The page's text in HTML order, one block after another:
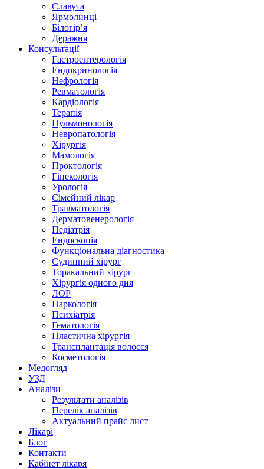
Славута
Ярмолинці
Білогір’я
Деражня
Консультації
Гастроентерологія
Ендокринологія
Нефрологія
Ревматологія
Кардіологія
Терапія
Пульмонологія
Невропатологія
Хірургія
Мамологія
Проктологія
Гінекологія
Урологія
Сімейний лікар
Травматологія
Дерматовенерологія
Педіатрія
Ендоскопія
Функціональна діагностика
Судинний хірург
Торакальний хірург
Хірургія одного дня
ЛОР
Наркологія
Психіатрія
Гематологія
Пластична хірургія
Трансплантація волосся
Косметологія
Медогляд
УЗД
Аналізи
Результати аналізів
Перелік аналізів
Актуальний прайс лист
Лікарі
Блог
Контакти
Кабінет лікаря